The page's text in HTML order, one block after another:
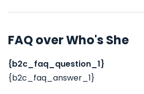
FAQ over Who's She
{b2c_faq_question_1}
{b2c_faq_answer_1}